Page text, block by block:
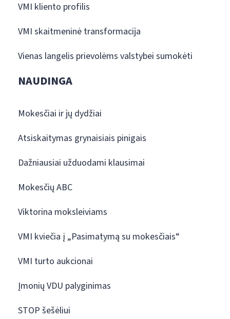
VMI kliento profilis
VMI skaitmeninė transformacija
Vienas langelis prievolėms valstybei sumokėti
NAUDINGA
Mokesčiai ir jų dydžiai
Atsiskaitymas grynaisiais pinigais
Dažniausiai užduodami klausimai
Mokesčių ABC
Viktorina moksleiviams
VMI kviečia į „Pasimatymą su mokesčiais“
VMI turto aukcionai
Įmonių VDU palyginimas
STOP šešėliui